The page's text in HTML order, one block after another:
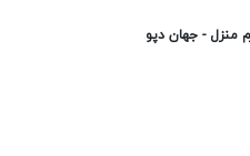
منزل - جهان دپو